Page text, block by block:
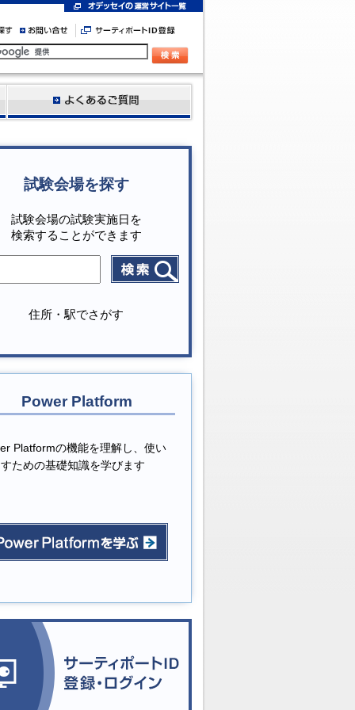
試験会場を探す
試験会場の試験実施日を
検索することができます
住所・駅でさがす
Power Platform
Platformの機能を理解し、使い
ための基礎知識を学びます